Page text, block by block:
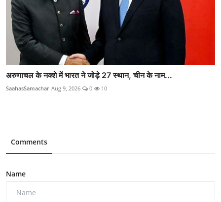
अरुणाचल के नक्शे में भारत ने जोड़े 27 स्थान, चीन के नाम...
SaahasSamachar Aug 9, 2026 0 10
Comments
Name